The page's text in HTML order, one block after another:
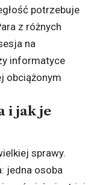
potrzebuje
z różnych
na
informatyce
obciążonym
i jak je
sprawy.
jedna osoba